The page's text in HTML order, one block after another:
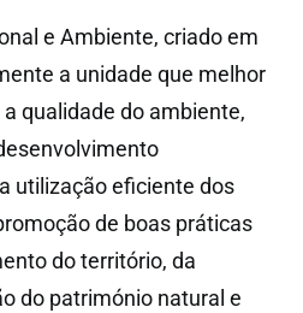
e Ambiente, criado em
a unidade que melhor
qualidade do ambiente,
utilização eficiente dos
de boas práticas
do território, da
do património natural e